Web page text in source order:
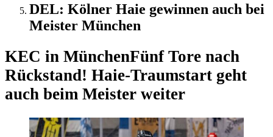
DEL: Kölner Haie gewinnen auch bei
Meister München
KEC in MünchenFünf Tore nach
Rückstand! Haie-Traumstart geht
auch beim Meister weiter